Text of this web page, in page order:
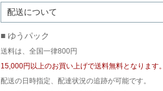
配送について
■ ゆうパック
送料は、全国一律800円
15,000円以上のお買い上げで送料無料となります。
配送の日時指定、配達状況の追跡が可能です。